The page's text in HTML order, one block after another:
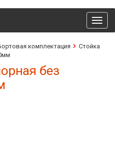
комплектация
Стойка
без